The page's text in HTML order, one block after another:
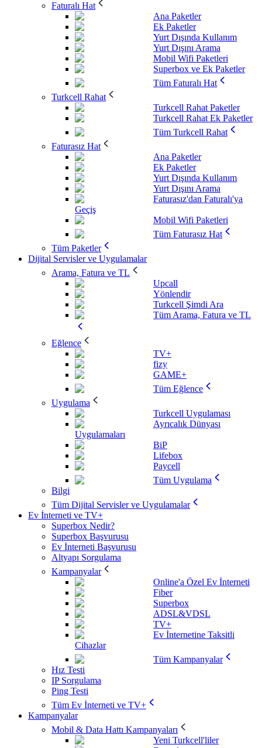
Faturalı Hat
Ana Paketler
Ek Paketler
Yurt Dışında Kullanım
Yurt Dışını Arama
Mobil Wifi Paketleri
Superbox ve Ek Paketler
Tüm Faturalı Hat
Turkcell Rahat
Turkcell Rahat Paketler
Turkcell Rahat Ek Paketler
Tüm Turkcell Rahat
Faturasız Hat
Ana Paketler
Ek Paketler
Yurt Dışında Kullanım
Yurt Dışını Arama
Faturasız'dan Faturalı'ya
Geçiş
Mobil Wifi Paketleri
Tüm Faturasız Hat
Tüm Paketler
Dijital Servisler ve Uygulamalar
Arama, Fatura ve TL
Upcall
Yönlendir
Turkcell Şimdi Ara
Tüm Arama, Fatura ve TL
Eğlence
TV+
fizy
GAME+
Tüm Eğlence
Uygulama
Turkcell Uygulaması
Ayrıcalık Dünyası
Uygulamaları
BiP
Lifebox
Paycell
Tüm Uygulama
Bilgi
Tüm Dijital Servisler ve Uygulamalar
Ev İnterneti ve TV+
Superbox Nedir?
Superbox Başvurusu
Ev İnterneti Başvurusu
Altyapı Sorgulama
Kampanyalar
Online'a Özel Ev İnterneti
Fiber
Superbox
ADSL&VDSL
TV+
Ev İnternetine Taksitli
Cihazlar
Tüm Kampanyalar
Hız Testi
IP Sorgulama
Ping Testi
Tüm Ev İnterneti ve TV+
Kampanyalar
Mobil & Data Hattı Kampanyaları
Yeni Turkcell'liler